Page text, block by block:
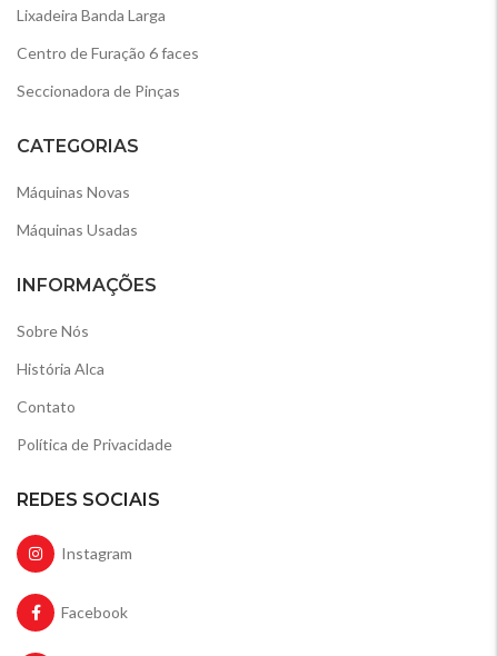
Lixadeira Banda Larga
Centro de Furação 6 faces
Seccionadora de Pinças
CATEGORIAS
Máquinas Novas
Máquinas Usadas
INFORMAÇÕES
Sobre Nós
História Alca
Contato
Política de Privacidade
REDES SOCIAIS
Instagram
Facebook